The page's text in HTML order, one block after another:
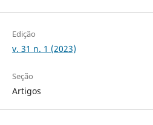
Edição
v. 31 n. 1 (2023)
Seção
Artigos